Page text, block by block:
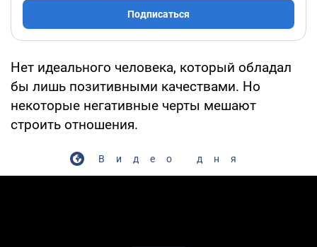
Подписаться
Нет идеального человека, который обладал
бы лишь позитивными качествами. Но
некоторые негативные черты мешают
строить отношения.
Видео дня